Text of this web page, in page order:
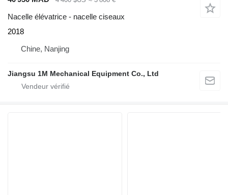
Nacelle élévatrice - nacelle ciseaux
2018
Chine, Nanjing
Jiangsu 1M Mechanical Equipment Co., Ltd